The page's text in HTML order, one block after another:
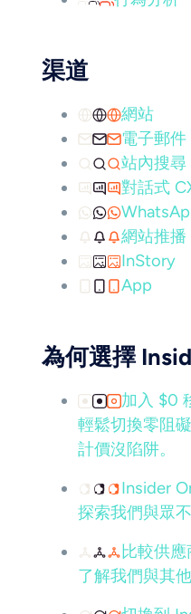
渠道
網站
電子郵件
站內搜尋
對話式
網站推播
InStory
App
為何選擇
加入 $0
輕鬆切換零阻
計價沒陷阱。
Insider
探索我們與眾
比較供應
了解我們與其